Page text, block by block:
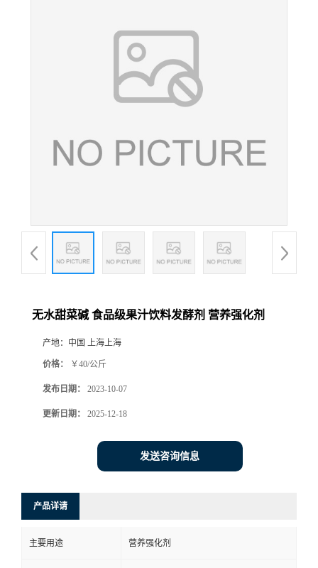
无水甜菜碱 食品级果汁饮料发酵剂 营养强化剂
产地： 中国 上海上海
价格： ￥40/公斤
发布日期： 2023-10-07
更新日期： 2025-12-18
发送咨询信息
产品详请
主要用途 营养强化剂